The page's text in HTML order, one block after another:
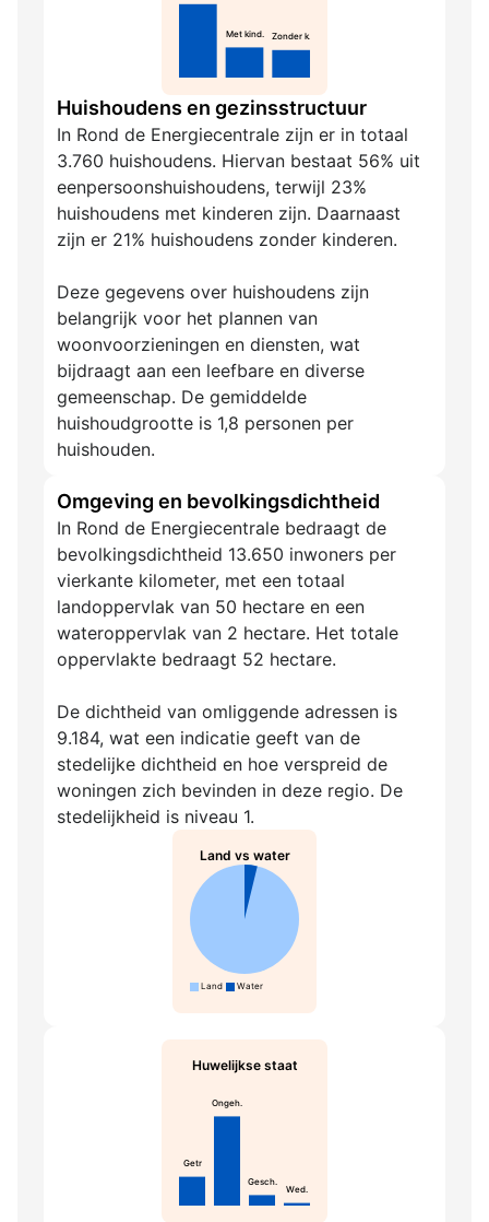
Met kind. Zonder k.
Huishoudens en gezinsstructuur
In Rond de Energiecentrale zijn er in totaal
3.760 huishoudens. Hiervan bestaat 56% uit
eenpersoonshuishoudens, terwijl 23%
huishoudens met kinderen zijn. Daarnaast
zijn er 21% huishoudens zonder kinderen.
Deze gegevens over huishoudens zijn
belangrijk voor het plannen van
woonvoorzieningen en diensten, wat
bijdraagt aan een leefbare en diverse
gemeenschap. De gemiddelde
huishoudgrootte is 1,8 personen per
huishouden.
Omgeving en bevolkingsdichtheid
In Rond de Energiecentrale bedraagt de
bevolkingsdichtheid 13.650 inwoners per
vierkante kilometer, met een totaal
landoppervlak van 50 hectare en een
wateroppervlak van 2 hectare. Het totale
oppervlakte bedraagt 52 hectare.
De dichtheid van omliggende adressen is
9.184, wat een indicatie geeft van de
stedelijke dichtheid en hoe verspreid de
woningen zich bevinden in deze regio. De
stedelijkheid is niveau 1.
Land vs water
Land Water
Huwelijkse staat
Getr
Ongeh.
Gesch.
Wed.